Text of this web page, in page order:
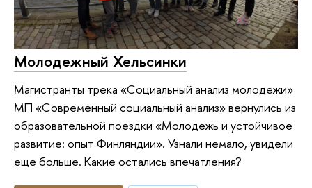
Молодежный Хельсинки
Магистранты трека «Социальный анализ молодежи»
МП «Современный социальный анализ» вернулись из
образовательной поездки «Молодежь и устойчивое
развитие: опыт Финляндии». Узнали немало, увидели
еще больше. Какие остались впечатления?